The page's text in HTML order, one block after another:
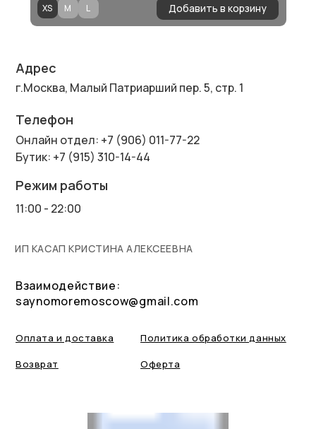
XS M L Добавить в корзину
Оферта
Оплата и доставка
Возврат
Политика обработки данных
Взаимодействие:
saynomoremoscow@gmail.com
Адрес
г.Москва, Малый Патриарший пер. 5, стр. 1
Режим работы
11:00 - 22:00
Телефон
Онлайн отдел: +7 (906) 011-77-22
Бутик: +7 (915) 310-14-44
ИП КАСАП КРИСТИНА АЛЕКСЕЕВНА